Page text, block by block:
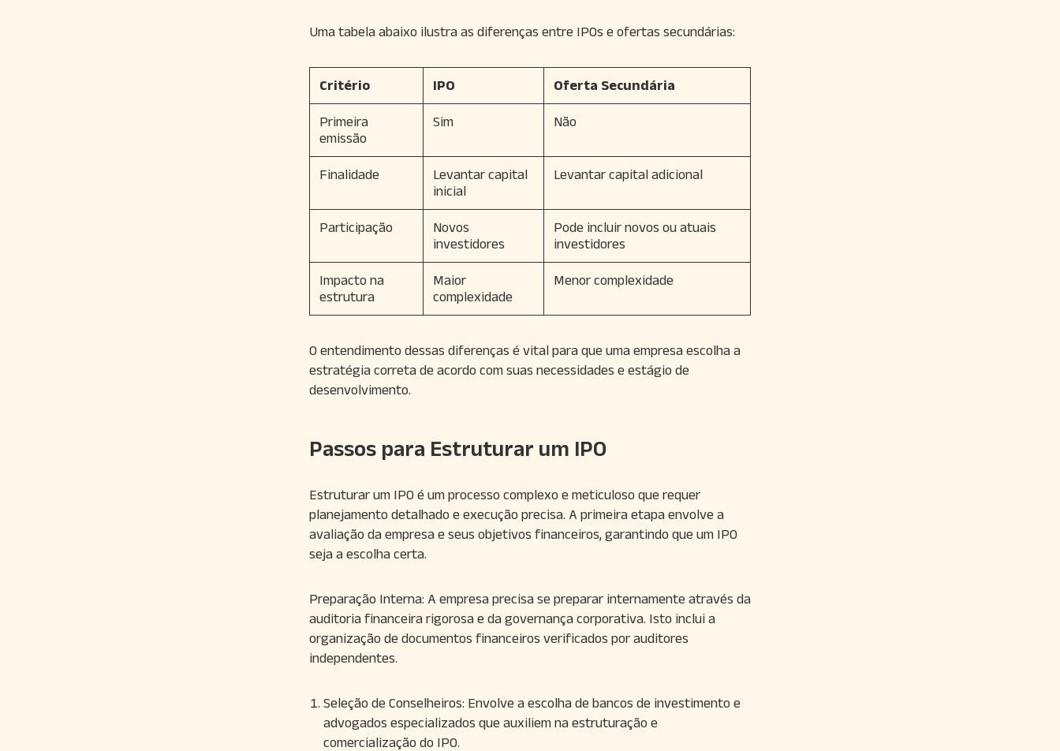
Uma tabela abaixo ilustra as diferenças entre IPOs e ofertas secundárias:
Critério IPO Oferta Secundária
Primeira
emissão
Sim Não
Finalidade
Levantar capital
inicial
Levantar capital adicional
Participação
Novos
investidores
Pode incluir novos ou atuais
investidores
Impacto na
estrutura
Maior
complexidade
Menor complexidade
O entendimento dessas diferenças é vital para que uma empresa escolha a
estratégia correta de acordo com suas necessidades e estágio de
desenvolvimento.
Passos para Estruturar um IPO
Estruturar um IPO é um processo complexo e meticuloso que requer
planejamento detalhado e execução precisa. A primeira etapa envolve a
avaliação da empresa e seus objetivos financeiros, garantindo que um IPO
seja a escolha certa.
Preparação Interna: A empresa precisa se preparar internamente através da
auditoria financeira rigorosa e da governança corporativa. Isto inclui a
organização de documentos financeiros verificados por auditores
independentes.
Seleção de Conselheiros: Envolve a escolha de bancos de investimento e
advogados especializados que auxiliem na estruturação e
comercialização do IPO.